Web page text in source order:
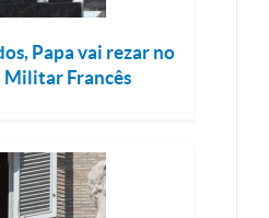
Papa vai rezar no
Francês